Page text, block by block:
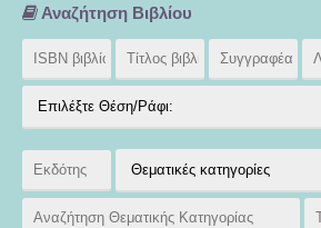
Αναζήτηση Βιβλίου